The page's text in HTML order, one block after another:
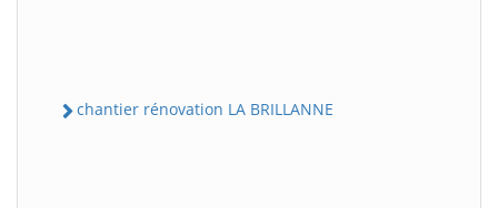
chantier rénovation LA BRILLANNE